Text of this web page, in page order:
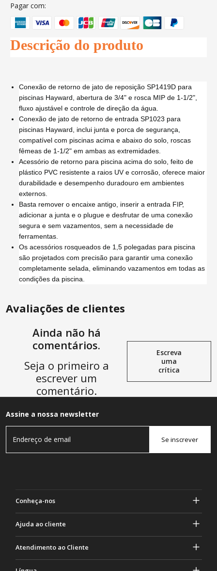
Pagar com:
Descrição do produto
Conexão de retorno de jato de reposição SP1419D para
piscinas Hayward, abertura de 3/4" e rosca MIP de 1-1/2",
fluxo ajustável e controle de direção da água.
Conexão de jato de retorno de entrada SP1023 para
piscinas Hayward, inclui junta e porca de segurança,
compatível com piscinas acima e abaixo do solo, roscas
fêmeas de 1-1/2" em ambas as extremidades.
Acessório de retorno para piscina acima do solo, feito de
plástico PVC resistente a raios UV e corrosão, oferece maior
durabilidade e desempenho duradouro em ambientes
externos.
Basta remover o encaixe antigo, inserir a entrada FIP,
adicionar a junta e o plugue e desfrutar de uma conexão
segura e sem vazamentos, sem a necessidade de
ferramentas.
Os acessórios rosqueados de 1,5 polegadas para piscina
são projetados com precisão para garantir uma conexão
completamente selada, eliminando vazamentos em todas as
condições da piscina.
Avaliações de clientes
Ainda não há
comentários.
Seja o primeiro a
escrever um
comentário.
Escreva
uma
crítica
Assine a nossa newsletter
Se inscrever
Conheça-nos
Termos e Condições
Ajuda ao cliente
Atendimento ao Cliente